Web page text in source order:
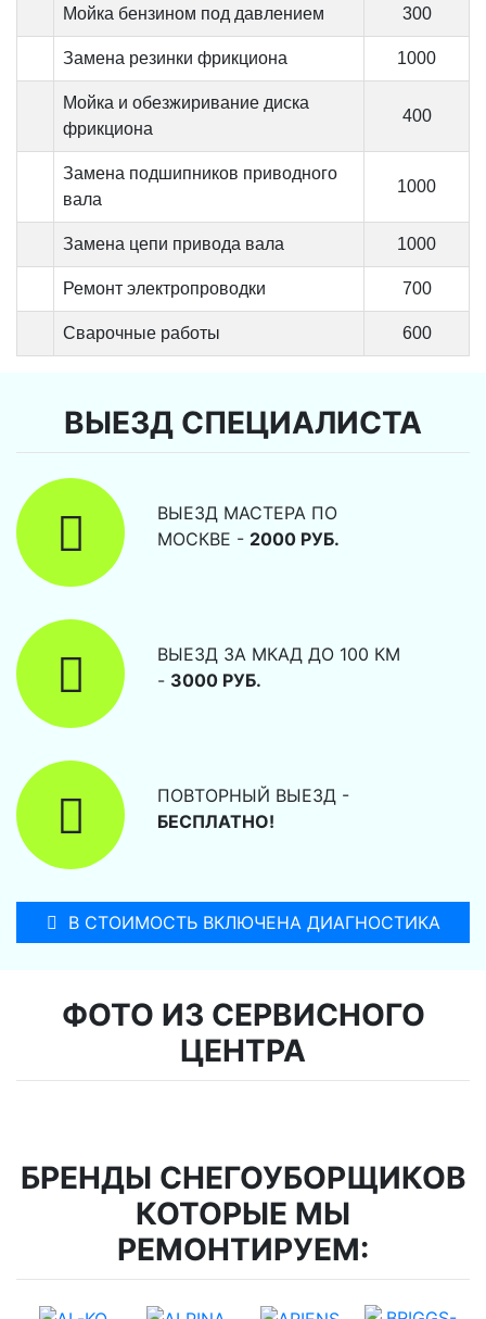
Мойка бензином под давлением 300
Замена резинки фрикциона 1000
Мойка и обезжиривание диска
фрикциона
400
Замена подшипников приводного
вала
1000
Замена цепи привода вала 1000
Ремонт электропроводки 700
Сварочные работы 600
ВЫЕЗД СПЕЦИАЛИСТА
ВЫЕЗД МАСТЕРА ПО
МОСКВЕ - 2000 РУБ.
ВЫЕЗД ЗА МКАД ДО 100 КМ
- 3000 РУБ.
ПОВТОРНЫЙ ВЫЕЗД -
БЕСПЛАТНО!
В СТОИМОСТЬ ВКЛЮЧЕНА ДИАГНОСТИКА
ФОТО ИЗ СЕРВИСНОГО
ЦЕНТРА
БРЕНДЫ СНЕГОУБОРЩИКОВ
КОТОРЫЕ МЫ
РЕМОНТИРУЕМ: